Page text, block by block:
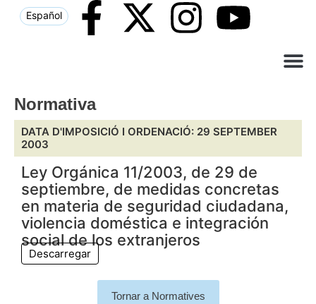
Español
Normativa
DATA D'IMPOSICIÓ I ORDENACIÓ: 29 SEPTEMBER
2003
Ley Orgánica 11/2003, de 29 de
septiembre, de medidas concretas
en materia de seguridad ciudadana,
violencia doméstica e integración
social de los extranjeros
Descarregar
Tornar a Normatives